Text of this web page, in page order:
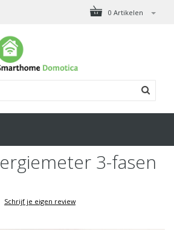
0 Artikelen
3-fasen
Schrijf je eigen review